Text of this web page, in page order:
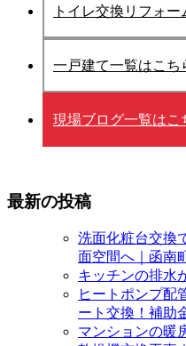
トイレ交換リフォ
一戸建て一覧はこち
現場ブログ一覧はこ
最新の投稿
洗面化粧台交換
面空間へ｜函南
キッチンの排水
ヒートポンプ配
ート交換！補助
マンションの暖